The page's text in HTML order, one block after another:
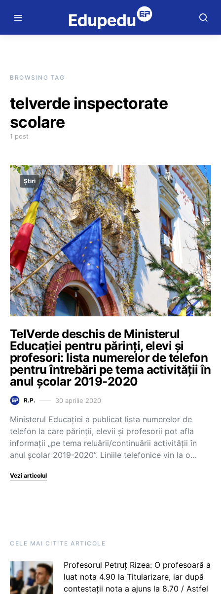
BROWSING TAG
telverde inspectorate
scolare
1 post
Știri
TelVerde deschis de Ministerul
Educației pentru părinți, elevi și
profesori: lista numerelor de telefon
pentru întrebări pe tema activității în
anul școlar 2019-2020
R.P. 30 aprilie 2020
Ministerul Educației a publicat lista numerelor de
telefon la care părinții, elevii și profesorii pot afla
informații „pe tema reluării/continuării activității în
anul școlar 2019-2020”. Liniile telefonice vin la o…
Vezi articolul
CELE MAI CITITE ARTICOLE
Profesorul Petruț Rizea: O profesoară a
luat nota 4.90 la Titularizare, iar după
contestații nota a ajuns la 8.70 / Astfel